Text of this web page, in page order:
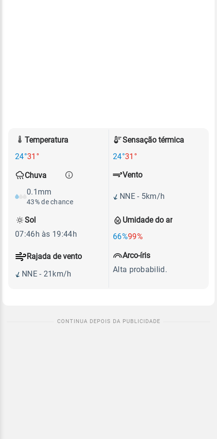
Temperatura
24°31°
Sensação térmica
24°31°
Chuva
0.1mm
43% de chance
Umidade do ar
66%99%
Vento
NNE - 5km/h
Rajada de vento
NNE - 21km/h
Sol
07:46h às 19:44h
Arco-íris
Alta probabilid.